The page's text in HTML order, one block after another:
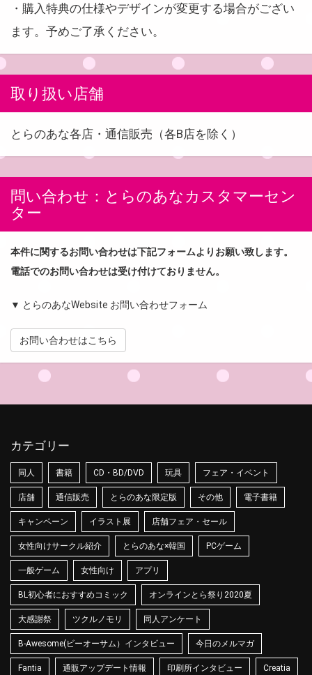
・購入特典の仕様やデザインが変更する場合がござい
ます。予めご了承ください。
取り扱い店舗
とらのあな各店・通信販売（各B店を除く）
問い合わせ：とらのあなカスタマーセン
ター
本件に関するお問い合わせは下記フォームよりお願い致します。
電話でのお問い合わせは受け付けておりません。
▼ とらのあなWebsite お問い合わせフォーム
お問い合わせはこちら
カテゴリー
同人 書籍 CD・BD/DVD 玩具 フェア・イベント
店舗 通信販売 とらのあな限定版 その他 電子書籍
キャンペーン イラスト展 店舗フェア・セール
女性向けサークル紹介 とらのあな×韓国 PCゲーム
一般ゲーム 女性向け アプリ
BL初心者におすすめコミック オンラインとら祭り2020夏
大感謝祭 ツクルノモリ 同人アンケート
B-Awesome(ビーオーサム）インタビュー 今日のメルマガ
Fantia 通販アップデート情報 印刷所インタビュー Creatia